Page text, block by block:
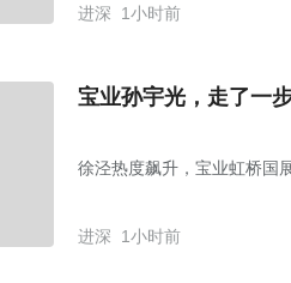
进深 1小时前
宝业孙宇光，走了一
徐泾热度飙升，宝业虹桥国
进深 1小时前